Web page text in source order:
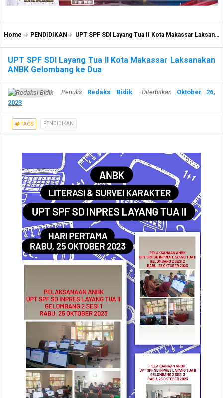
Home PENDIDIKAN UPT SPF SDI Layang Tua II Kota Makassar Laksanakan ANBK Gelombang ke Dua
UPT SPF SDI Layang Tua II Kota Makassar Laksanakan
ANBK Gelombang ke Dua
Penulis Redaksi Bidik Diterbitkan Oktober 26,
2023
TAGS PENDIDIKAN